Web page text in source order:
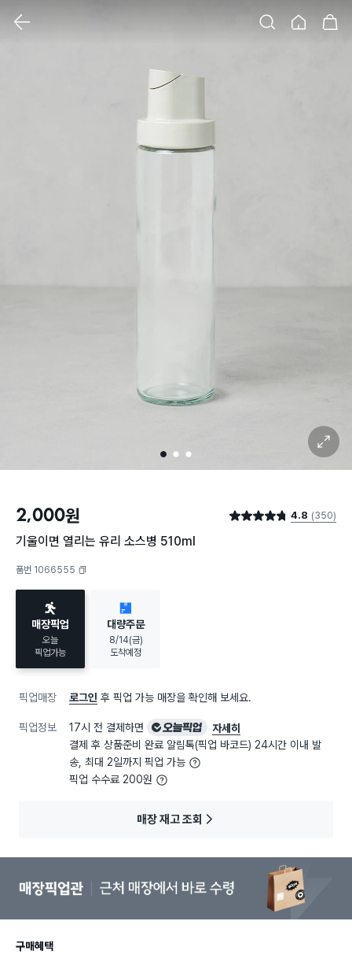
1 2 3
확대 보기
2,000원 별점 4.8점 4.8 (350)
기울이면 열리는 유리 소스병 510ml
품번 1066555
매장픽업
오늘
픽업가능
대량주문
8/14(금)
도착예정
픽업매장 로그인 후 픽업 가능 매장을 확인해 보세요.
픽업정보 17시 전 결제하면 오늘픽업
자세히
결제 후 상품준비 완료 알림톡(픽업 바코드) 24시간 이내 발
송, 최대 2일까지 픽업 가능
픽업 수수료 200원
매장 재고 조회
구매혜택